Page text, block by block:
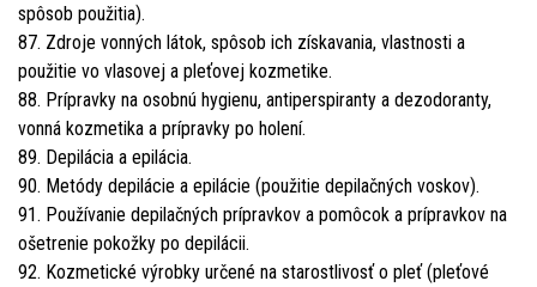
spôsob použitia).
87. Zdroje vonných látok, spôsob ich získavania, vlastnosti a
použitie vo vlasovej a pleťovej kozmetike.
88. Prípravky na osobnú hygienu, antiperspiranty a dezodoranty,
vonná kozmetika a prípravky po holení.
89. Depilácia a epilácia.
90. Metódy depilácie a epilácie (použitie depilačných voskov).
91. Používanie depilačných prípravkov a pomôcok a prípravkov na
ošetrenie pokožky po depilácii.
92. Kozmetické výrobky určené na starostlivosť o pleť (pleťové